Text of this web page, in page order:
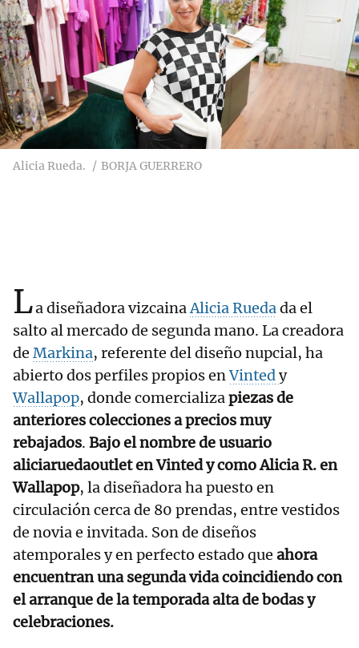
Alicia Rueda. BORJA GUERRERO
La diseñadora vizcainaAlicia Ruedada el
salto al mercado de segunda mano. La creadora
de Markina, referente del diseño nupcial, ha
abierto dos perfiles propios enVintedy
Wallapop, donde comercializapiezas de
anteriores colecciones a precios muy
rebajados. Bajo el nombre de usuario
aliciaruedaoutlet en Vinted y como Alicia R. en
Wallapop, la diseñadora ha puesto en
circulación cerca de 80 prendas, entre vestidos
de novia e invitada. Son de diseños
atemporales y en perfecto estado que ahora
encuentran una segunda vida coincidiendo con
el arranque de la temporada alta de bodas y
celebraciones.